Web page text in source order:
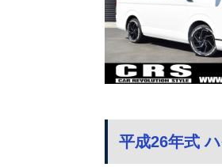
平成26年式